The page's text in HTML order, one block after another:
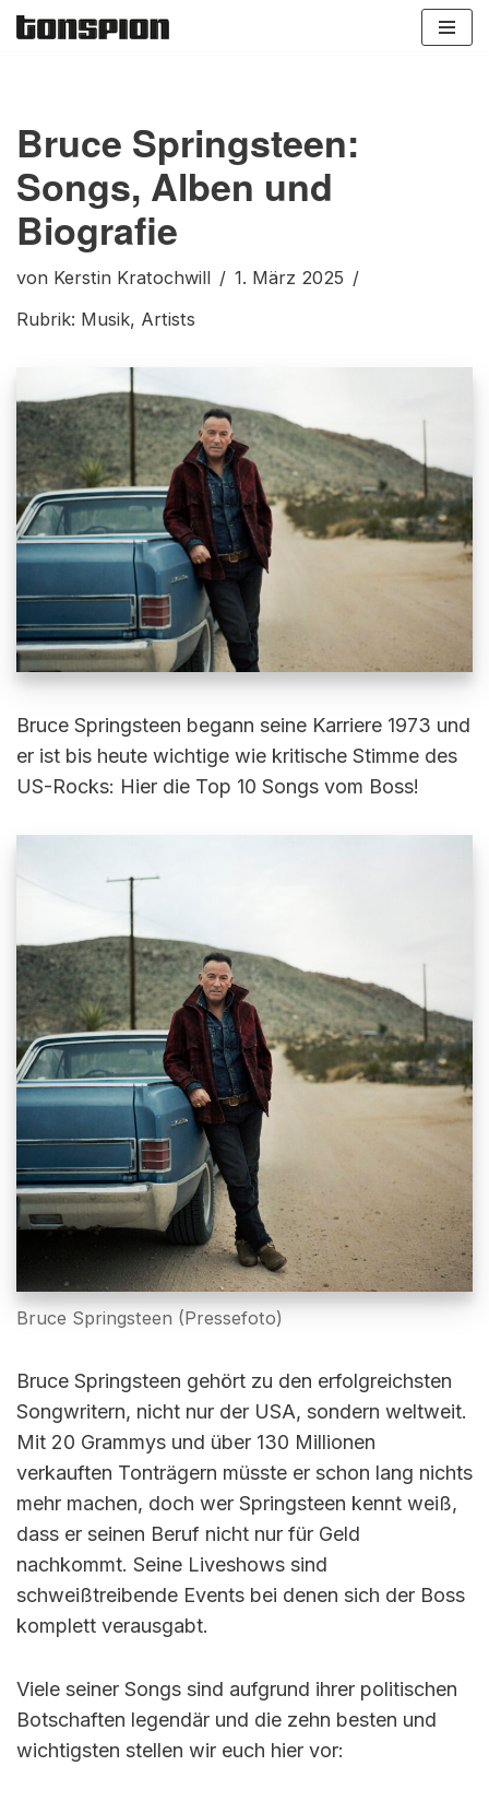
Bruce Springsteen:
Songs, Alben und
Biografie
von Kerstin Kratochwill
1. März 2025
Rubrik: Musik, Artists
Bruce Springsteen begann seine Karriere 1973 und
er ist bis heute wichtige wie kritische Stimme des
US-Rocks: Hier die Top 10 Songs vom Boss!
Bruce Springsteen (Pressefoto)
Bruce Springsteen gehört zu den erfolgreichsten
Songwritern, nicht nur der USA, sondern weltweit.
Mit 20 Grammys und über 130 Millionen
verkauften Tonträgern müsste er schon lang nichts
mehr machen, doch wer Springsteen kennt weiß,
dass er seinen Beruf nicht nur für Geld
nachkommt. Seine Liveshows sind
schweißtreibende Events bei denen sich der Boss
komplett verausgabt.
Viele seiner Songs sind aufgrund ihrer politischen
Botschaften legendär und die zehn besten und
wichtigsten stellen wir euch hier vor: